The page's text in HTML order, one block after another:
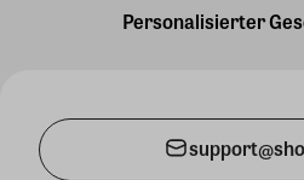
Personalisierter